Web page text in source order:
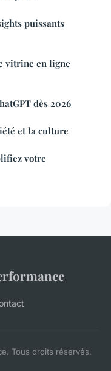
puissants
vitrine en ligne
dès 2026
et la culture
votre
Tous droits réservés.